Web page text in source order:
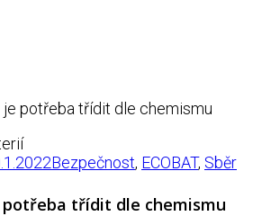
potřeba třídit dle chemismu
Bezpečnost, ECOBAT, Sběr
třídit dle chemismu